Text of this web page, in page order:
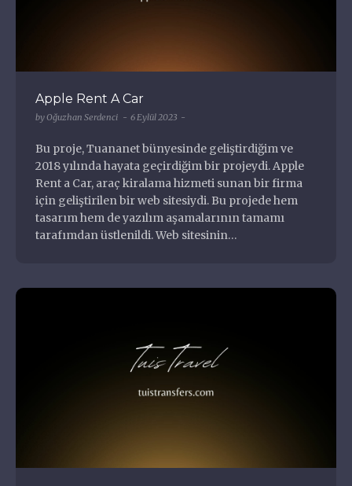
Apple Rent A Car
byOğuzhan Serdenci 6 Eylül 2023
Bu proje, Tuananet bünyesinde geliştirdiğim ve
2018 yılında hayata geçirdiğim bir projeydi. Apple
Rent a Car, araç kiralama hizmeti sunan bir firma
için geliştirilen bir web sitesiydi. Bu projede hem
tasarım hem de yazılım aşamalarının tamamı
tarafımdan üstlenildi. Web sitesinin…